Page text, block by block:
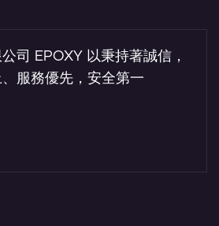
司 EPOXY 以秉持著誠信，
服務優先，安全第一